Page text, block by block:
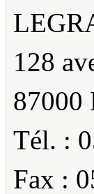
128
87000
Tél. :
Fax :